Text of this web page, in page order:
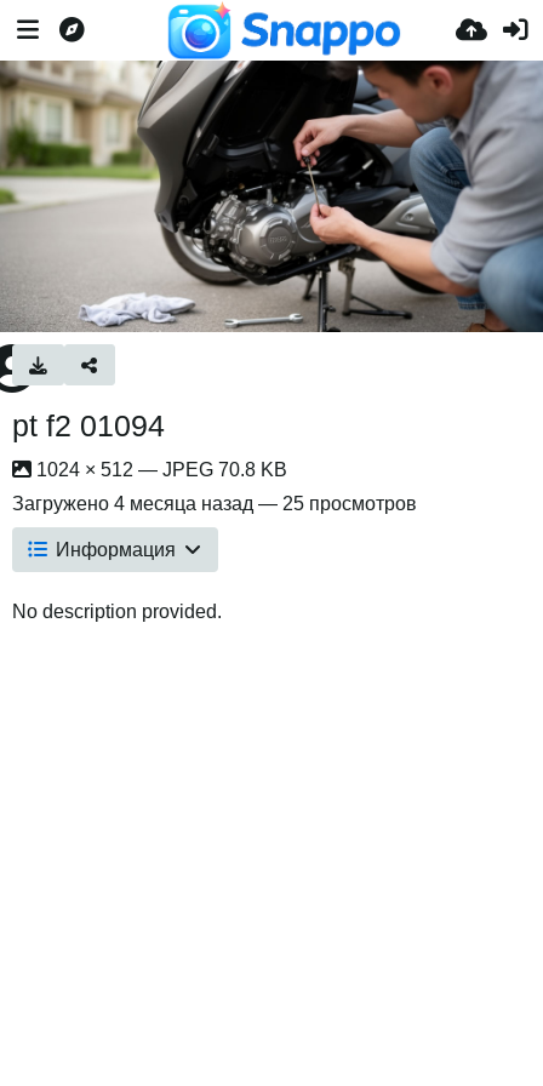
pt f2 01094
1024 × 512 — JPEG 70.8 KB
Загружено 4 месяца назад — 25 просмотров
Информация
No description provided.